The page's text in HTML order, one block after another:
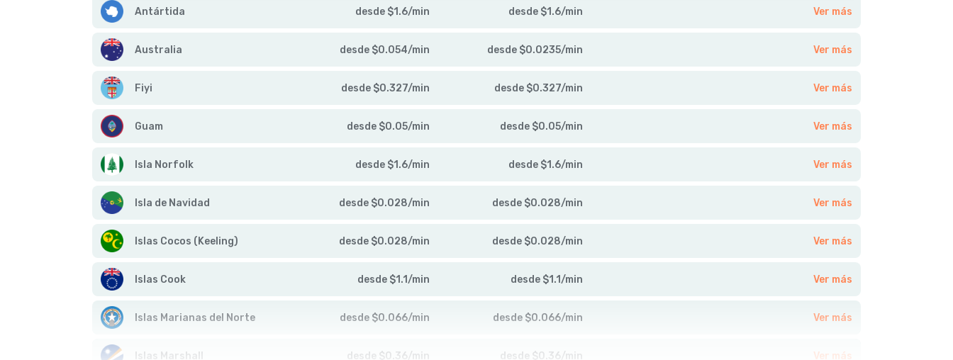
Antártida desde $1.6/min desde $1.6/min Ver más
Australia desde $0.054/min desde $0.0235/min Ver más
Fiyi desde $0.327/min desde $0.327/min Ver más
Guam desde $0.05/min desde $0.05/min Ver más
Isla Norfolk desde $1.6/min desde $1.6/min Ver más
Isla de Navidad desde $0.028/min desde $0.028/min Ver más
Islas Cocos (Keeling) desde $0.028/min desde $0.028/min Ver más
Islas Cook desde $1.1/min desde $1.1/min Ver más
Islas Marianas del Norte desde $0.066/min desde $0.066/min Ver más
Islas Marshall $ 0.36 / min $ 0.36 / min Ver más